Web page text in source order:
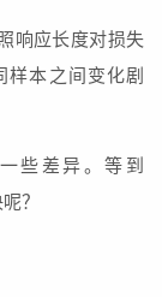
响应长度对损失
本之间变化剧
些差异。等到
？